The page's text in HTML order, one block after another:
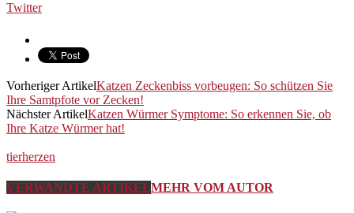
Twitter
Vorheriger ArtikelKatzen Zeckenbiss vorbeugen: So schützen Sie
Ihre Samtpfote vor Zecken!
Nächster ArtikelKatzen Würmer Symptome: So erkennen Sie, ob
Ihre Katze Würmer hat!
tierherzen
VERWANDTE ARTIKELMEHR VOM AUTOR